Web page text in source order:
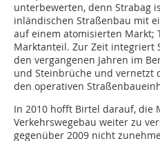
unterbewerten, denn Strabag
inländischen Straßenbau mit
auf einem atomisierten Markt;
Marktanteil. Zur Zeit integriert
den vergangenen Jahren im
und Steinbrüche und vernetzt
den operativen
In 2010 hofft Birtel darauf, die
Verkehrswegebau weiter zu
gegenüber 2009 nicht